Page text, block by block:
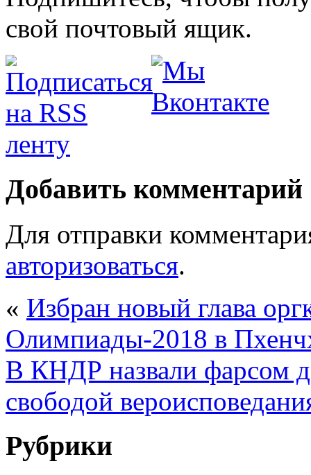
свой почтовый ящик.
Добавить комментарий
Для отправки
авторизоваться.
« Избран новый глава
Олимпиады-2018 в
В КНДР назвали фарсом
свободой
Рубрики